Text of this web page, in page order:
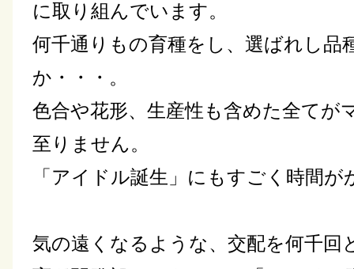
に取り組んでいます。
何千通りもの育種をし、選ばれし品
か・・・。
色合や花形、生産性も含めた全てが
至りません。
「アイドル誕生」にもすごく時間
気の遠くなるような、交配を何千回